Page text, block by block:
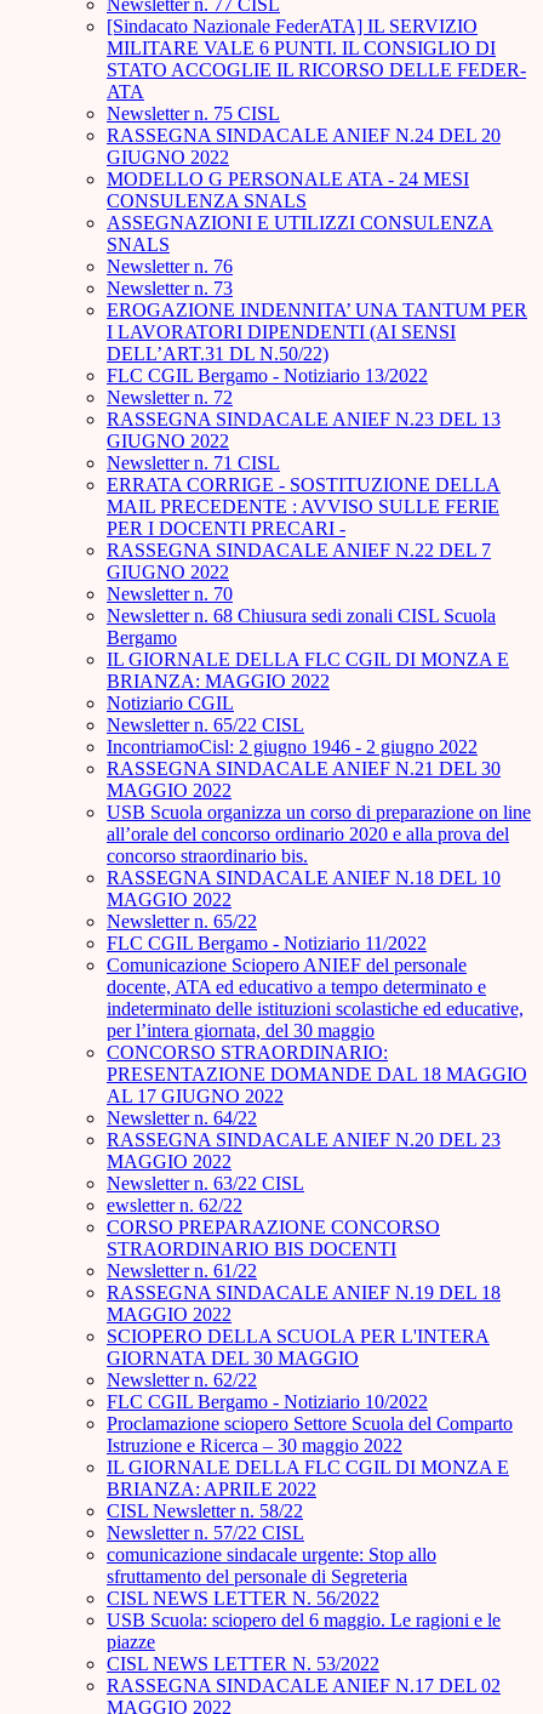
Newsletter n. 77 CISL
[Sindacato Nazionale FederATA] IL SERVIZIO
MILITARE VALE 6 PUNTI. IL CONSIGLIO DI
STATO ACCOGLIE IL RICORSO DELLE FEDER-
ATA
Newsletter n. 75 CISL
RASSEGNA SINDACALE ANIEF N.24 DEL 20
GIUGNO 2022
MODELLO G PERSONALE ATA - 24 MESI
CONSULENZA SNALS
ASSEGNAZIONI E UTILIZZI CONSULENZA
SNALS
Newsletter n. 76
Newsletter n. 73
EROGAZIONE INDENNITA’ UNA TANTUM PER
I LAVORATORI DIPENDENTI (AI SENSI
DELL’ART.31 DL N.50/22)
FLC CGIL Bergamo - Notiziario 13/2022
Newsletter n. 72
RASSEGNA SINDACALE ANIEF N.23 DEL 13
GIUGNO 2022
Newsletter n. 71 CISL
ERRATA CORRIGE - SOSTITUZIONE DELLA
MAIL PRECEDENTE : AVVISO SULLE FERIE
PER I DOCENTI PRECARI -
RASSEGNA SINDACALE ANIEF N.22 DEL 7
GIUGNO 2022
Newsletter n. 70
Newsletter n. 68 Chiusura sedi zonali CISL Scuola
Bergamo
IL GIORNALE DELLA FLC CGIL DI MONZA E
BRIANZA: MAGGIO 2022
Notiziario CGIL
Newsletter n. 65/22 CISL
IncontriamoCisl: 2 giugno 1946 - 2 giugno 2022
RASSEGNA SINDACALE ANIEF N.21 DEL 30
MAGGIO 2022
USB Scuola organizza un corso di preparazione on line
all’orale del concorso ordinario 2020 e alla prova del
concorso straordinario bis.
RASSEGNA SINDACALE ANIEF N.18 DEL 10
MAGGIO 2022
Newsletter n. 65/22
FLC CGIL Bergamo - Notiziario 11/2022
Comunicazione Sciopero ANIEF del personale
docente, ATA ed educativo a tempo determinato e
indeterminato delle istituzioni scolastiche ed educative,
per l’intera giornata, del 30 maggio
CONCORSO STRAORDINARIO:
PRESENTAZIONE DOMANDE DAL 18 MAGGIO
AL 17 GIUGNO 2022
Newsletter n. 64/22
RASSEGNA SINDACALE ANIEF N.20 DEL 23
MAGGIO 2022
Newsletter n. 63/22 CISL
ewsletter n. 62/22
CORSO PREPARAZIONE CONCORSO
STRAORDINARIO BIS DOCENTI
Newsletter n. 61/22
RASSEGNA SINDACALE ANIEF N.19 DEL 18
MAGGIO 2022
SCIOPERO DELLA SCUOLA PER L'INTERA
GIORNATA DEL 30 MAGGIO
Newsletter n. 62/22
FLC CGIL Bergamo - Notiziario 10/2022
Proclamazione sciopero Settore Scuola del Comparto
Istruzione e Ricerca – 30 maggio 2022
IL GIORNALE DELLA FLC CGIL DI MONZA E
BRIANZA: APRILE 2022
CISL Newsletter n. 58/22
Newsletter n. 57/22 CISL
comunicazione sindacale urgente: Stop allo
sfruttamento del personale di Segreteria
CISL NEWS LETTER N. 56/2022
USB Scuola: sciopero del 6 maggio. Le ragioni e le
piazze
CISL NEWS LETTER N. 53/2022
RASSEGNA SINDACALE ANIEF N.17 DEL 02
MAGGIO 2022